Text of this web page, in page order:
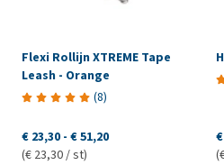
Flexi Rollijn XTREME Tape
Leash - Orange
(8)
€ 23,30 - € 51,20
(€ 23,30 / st)